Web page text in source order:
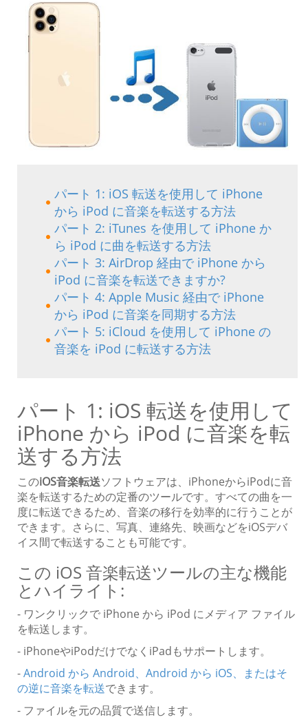
パート 1: iOS 転送を使用して iPhone
から iPod に音楽を転送する方法
パート 2: iTunes を使用して iPhone か
ら iPod に曲を転送する方法
パート 3: AirDrop 経由で iPhone から
iPod に音楽を転送できますか?
パート 4: Apple Music 経由で iPhone
から iPod に音楽を同期する方法
パート 5: iCloud を使用して iPhone の
音楽を iPod に転送する方法
パート 1: iOS 転送を使用して
iPhone から iPod に音楽を転
送する方法
このiOS音楽転送ソフトウェアは、iPhoneからiPodに音
楽を転送するための定番のツールです。すべての曲を一
度に転送できるため、音楽の移行を効率的に行うことが
できます。さらに、写真、連絡先、映画などをiOSデバ
イス間で転送することも可能です。
この iOS 音楽転送ツールの主な機能
とハイライト:
- ワンクリックで iPhone から iPod にメディア ファイル
を転送します。
- iPhoneやiPodだけでなくiPadもサポートします。
-Android から Android、Android から iOS、またはそ
の逆に音楽を転送できます。
- ファイルを元の品質で送信します。